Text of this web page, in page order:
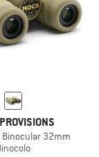
Binocular 32mm